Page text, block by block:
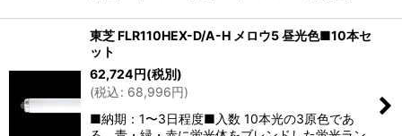
東芝 FLR110HEX-D/A-H メロウ5 昼光色■10本セ
ット
62,724円(税別)
(税込: 68,996円)
■納期：1〜3日程度■入数 10本光の3原色であ